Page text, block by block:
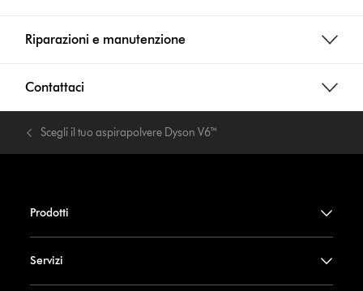
Riparazioni e manutenzione
Contattaci
Scegli il tuo aspirapolvere Dyson V6™
Prodotti
Servizi